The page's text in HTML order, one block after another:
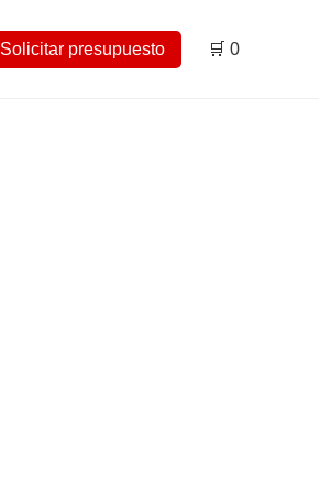
Solicitar presupuesto 🛒 0